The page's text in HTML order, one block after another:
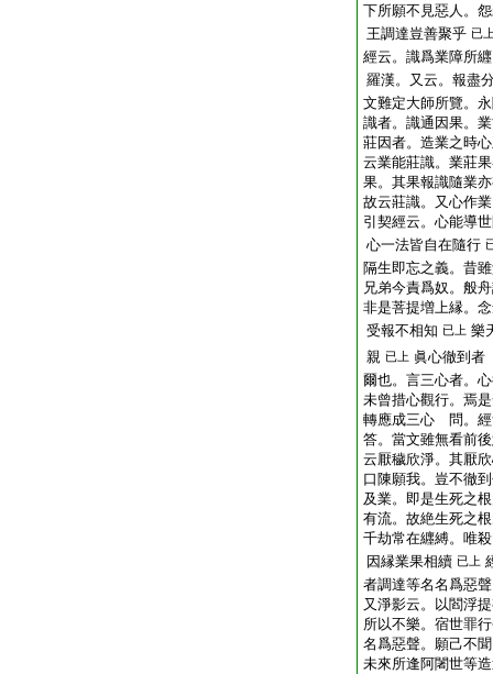
下所願不見惡人。
王調達豈善聚乎 已
經云。識爲業障所
羅漢。又云。報盡
文難定大師所覽。
識者。識通因果。
莊因者。造業之時
云業能莊識。業莊
果。其果報識隨業
故云莊識。又心作
引契經云。心能導
心一法皆自在隨行
隔生即忘之義。昔
兄弟今責爲奴。般
非是菩提増上縁。
受報不相知 已上 樂
親 已上 眞心徹到
爾也。言三心者。
未曾措心觀行。焉
轉應成三心 問。經
答。當文雖無看前
云厭穢欣淨。其厭
口陳願我。豈不徹
及業。即是生死之
有流。故絶生死之
千劫常在纒縛。唯
因縁業果相續 已上
者調達等名名爲惡
又淨影云。以閻浮
所以不樂。宿世罪
名爲惡聲。願己不
未來所逢阿闍世等